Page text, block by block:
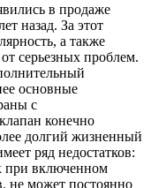
в продаже
назад. За этот
а также
серьезных проблем.
основные
с
конечно
долгий жизненный
ряд недостатков:
при включенном
не может постоянно